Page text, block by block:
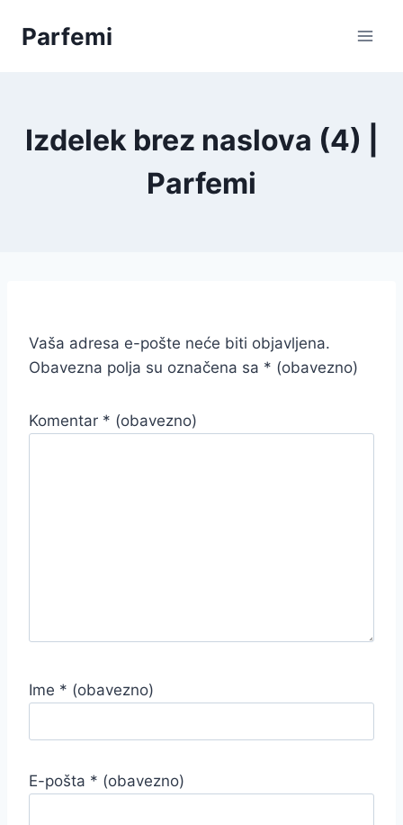
Parfemi
Izdelek brez naslova (4) |
Parfemi
Vaša adresa e-pošte neće biti objavljena.
Obavezna polja su označena sa * (obavezno)
Komentar * (obavezno)
Ime * (obavezno)
E-pošta * (obavezno)